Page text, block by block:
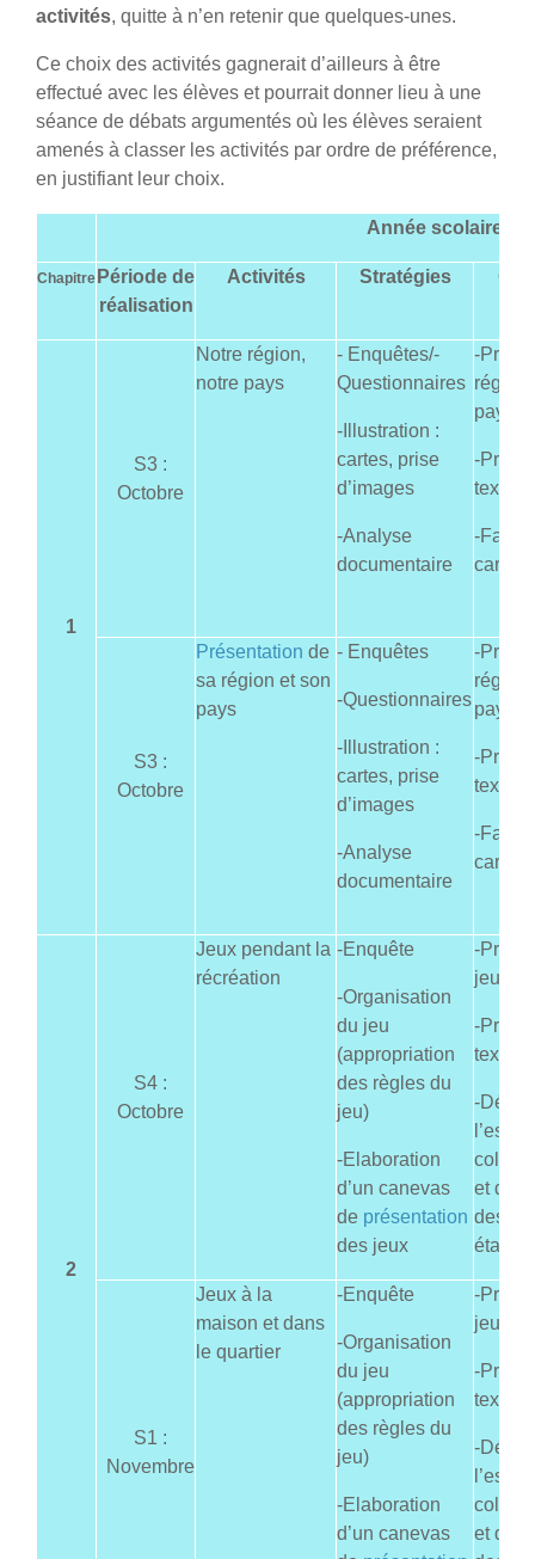
activités, quitte à n’en retenir que quelques-unes.
Ce choix des activités gagnerait d’ailleurs à être
effectué avec les élèves et pourrait donner lieu à une
séance de débats argumentés où les élèves seraient
amenés à classer les activités par ordre de préférence,
en justifiant leur choix.
Année scolaire
Chapitre Période de
réalisation
Activités Stratégies
1
S3 :
Octobre
Notre région,
notre pays
- Enquêtes/-
Questionnaires
-Illustration :
cartes, prise
d’images
-Analyse
documentaire
-
région
pays
-
texte
-Faire
carte
S3 :
Octobre
Présentation de
sa région et son
pays
- Enquêtes
-Questionnaires
-Illustration :
cartes, prise
d’images
-Analyse
documentaire
-
région
pays
-
texte
-Faire
carte
2
S4 :
Octobre
Jeux pendant la
récréation
-Enquête
-Organisation
du jeu
(appropriation
des règles du
jeu)
-Elaboration
d’un canevas
de présentation
des jeux
-
jeux
-
texte
-
et de
des
S1 :
Novembre
Jeux à la
maison et dans
le quartier
-Enquête
-Organisation
du jeu
(appropriation
des règles du
jeu)
-Elaboration
d’un canevas
-
jeux
-
texte
-
et de